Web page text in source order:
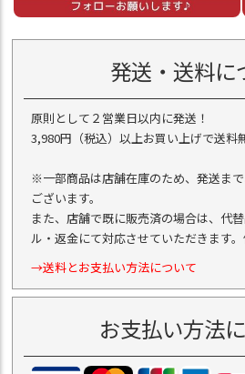
発送・送料に
原則として２営業日以内に発送！
3,980円（税込）以上お買い上げで送料
※一部商品は店舗在庫のため、発送ま
ございます。
また、店舗で既に販売済の場合は、代
ル・返金にて対応させていただきます。
→送料とお支払い方法について
お支払い方法